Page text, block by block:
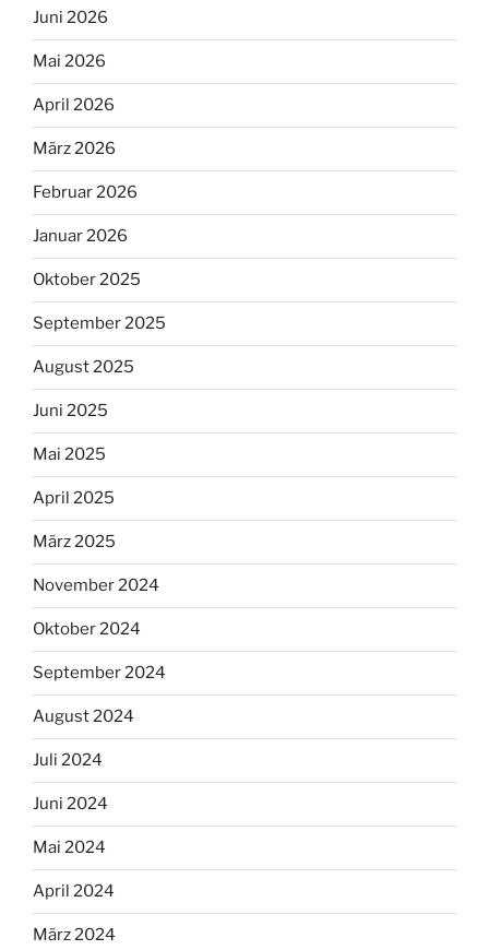
Juni 2026
Mai 2026
April 2026
März 2026
Februar 2026
Januar 2026
Oktober 2025
September 2025
August 2025
Juni 2025
Mai 2025
April 2025
März 2025
November 2024
Oktober 2024
September 2024
August 2024
Juli 2024
Juni 2024
Mai 2024
April 2024
März 2024